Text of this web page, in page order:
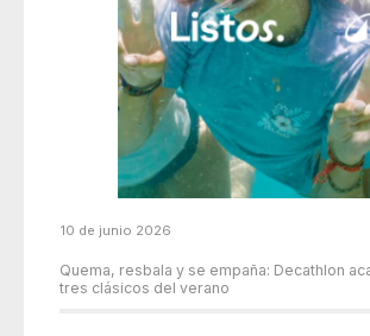
10 de junio 2026
Quema, resbala y se empaña: Decathlon
tres clásicos del verano